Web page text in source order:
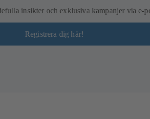
insikter och exklusiva kampanjer via e-
Registrera dig här!